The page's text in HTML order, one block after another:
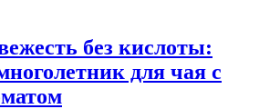
без кислоты:
для чая с